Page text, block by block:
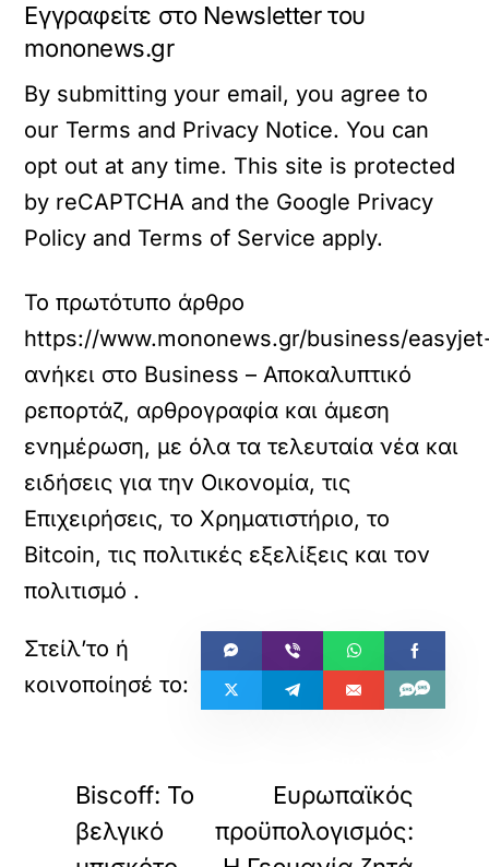
Εγγραφείτε στο Newsletter του
mononews.gr
By submitting your email, you agree to
our Terms and Privacy Notice. You can
opt out at any time. This site is protected
by reCAPTCHA and the Google Privacy
Policy and Terms of Service apply.
Το πρωτότυπο άρθρο
https://www.mononews.gr/business/
ανήκει στο Business – Αποκαλυπτικό
ρεπορτάζ, αρθρογραφία και άμεση
ενημέρωση, με όλα τα τελευταία νέα και
ειδήσεις για την Οικονομία, τις
Επιχειρήσεις, το Χρηματιστήριο, το
Bitcoin, τις πολιτικές εξελίξεις και τον
πολιτισμό .
Biscoff: Το
βελγικό
Ευρωπαϊκός
προϋπολογισμός: